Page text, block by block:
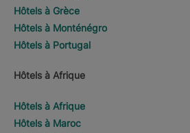
Hôtels à Grèce
Hôtels à Monténégro
Hôtels à Portugal
Hôtels à Afrique
Hôtels à Afrique
Hôtels à Maroc